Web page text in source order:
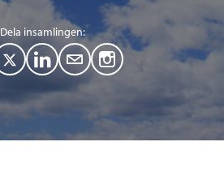
Dela insamlingen:
T
L
i
M